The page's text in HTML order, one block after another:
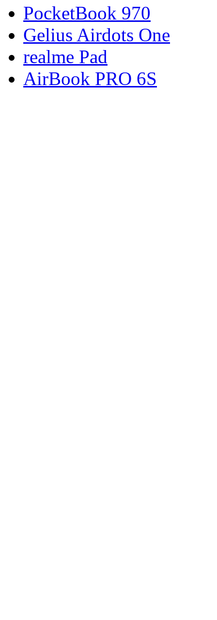
PocketBook 970
Gelius Airdots One
realme Pad
AirBook PRO 6S